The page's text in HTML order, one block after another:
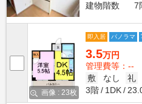
建物階数
7
画像 : 23枚
即入居 パノラマ
3.5万円
管理費等：--
敷
なし 礼
3階
1DK